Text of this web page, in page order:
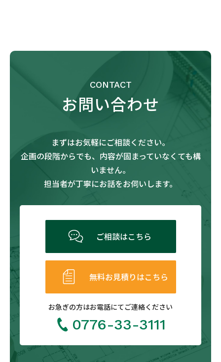
CONTACT
お問い合わせ
まずはお気軽にご相談ください。
企画の段階からでも、内容が固まっていなくても構
いません。
担当者が丁寧にお話をお伺いします。
ご相談はこちら
無料お見積りはこちら
お急ぎの方はお電話にてご連絡ください
0776-33-3111